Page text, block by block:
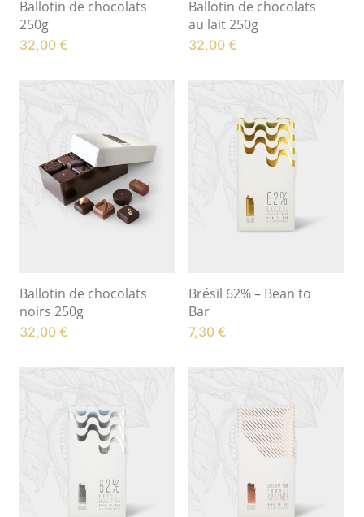
Ballotin de chocolats
250g
32,00 €
Ballotin de chocolats
au lait 250g
32,00 €
Ballotin de chocolats
noirs 250g
32,00 €
Brésil 62% – Bean to
Bar
7,30 €